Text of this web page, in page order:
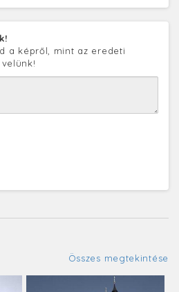
a képről, mint az eredeti
Összes megtekintése